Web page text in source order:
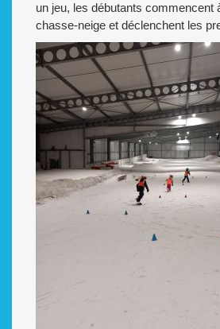
un jeu, les débutants commencent
chasse-neige et déclenchent les